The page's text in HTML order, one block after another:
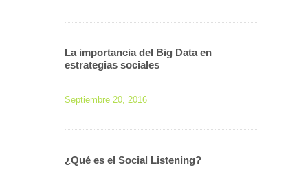
La importancia del Big Data en
estrategias sociales
Septiembre 20, 2016
¿Qué es el Social Listening?